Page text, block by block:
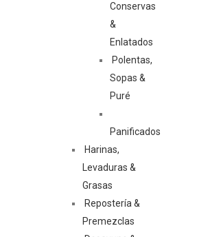
Conservas
&
Enlatados
Polentas,
Sopas &
Puré
Panificados
Harinas,
Levaduras &
Grasas
Repostería &
Premezclas